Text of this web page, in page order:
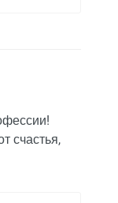
счастья,